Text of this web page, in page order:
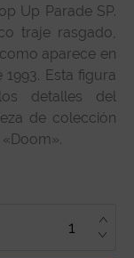
Up Parade SP.
traje rasgado,
aparece en
Esta figura
detalles del
de colección